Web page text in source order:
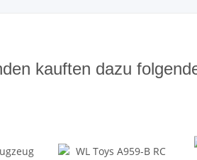
kauften dazu